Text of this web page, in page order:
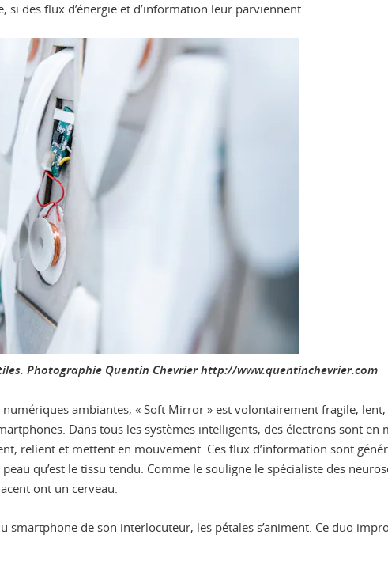
des flux d’énergie et d’information leur parviennent.
Photographie Quentin Chevrier http://www.quentinchevrier.com
numériques ambiantes, « Soft Mirror » est volontairement fragile,
Dans tous les systèmes intelligents, des électrons sont
relient et mettent en mouvement. Ces flux d’information sont
qu’est le tissu tendu. Comme le souligne le spécialiste des
ont un cerveau.
smartphone de son interlocuteur, les pétales s’animent. Ce duo